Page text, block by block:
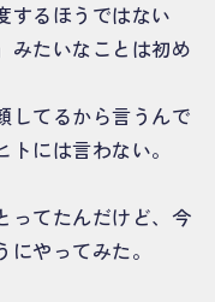
するほうではない
みたいなことは初め
してるから言うんで
には言わない。
ってたんだけど、今
やってみた。